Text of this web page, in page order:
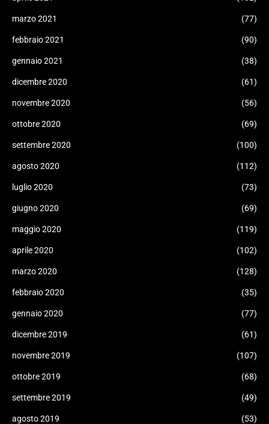
marzo 2021 (77)
febbraio 2021 (90)
gennaio 2021 (38)
dicembre 2020 (61)
novembre 2020 (56)
ottobre 2020 (69)
settembre 2020 (100)
agosto 2020 (112)
luglio 2020 (73)
giugno 2020 (69)
maggio 2020 (119)
aprile 2020 (102)
marzo 2020 (128)
febbraio 2020 (35)
gennaio 2020 (77)
dicembre 2019 (61)
novembre 2019 (107)
ottobre 2019 (68)
settembre 2019 (49)
agosto 2019 (53)